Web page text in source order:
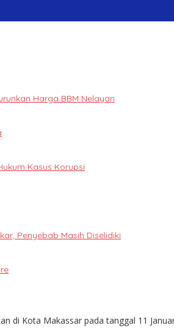
Harga BBM Nelayan
Kasus Korupsi
Penyebab Masih Diselidiki
di Kota Makassar pada tanggal 11